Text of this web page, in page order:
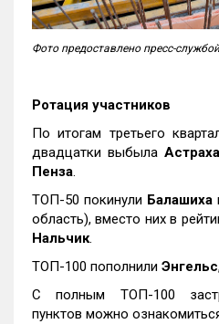
Фото предоставлено пресс-
Ротация участников
По итогам третьего
двадцатки выбыла
Пенза.
ТОП-50 покинули Балашиха
область), вместо них в
Нальчик.
ТОП-100 пополнили Энгельс
С полным ТОП-100
пунктов можно